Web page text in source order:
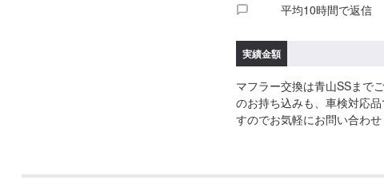
平均10時間で返信
実績金額
マフラー交換は青山SSまで
のお持ち込みも、車検対応
すのでお気軽にお問い合わせ